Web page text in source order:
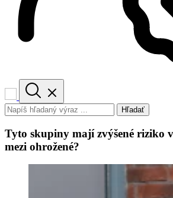
Hľadať
Tyto skupiny mají zvýšené riziko
mezi ohrožené?